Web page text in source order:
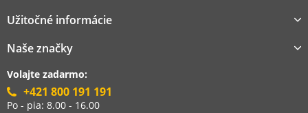
Užitočné informácie
Naše značky
Volajte zadarmo:
+421 800 191 191
Po - pia: 8.00 - 16.00